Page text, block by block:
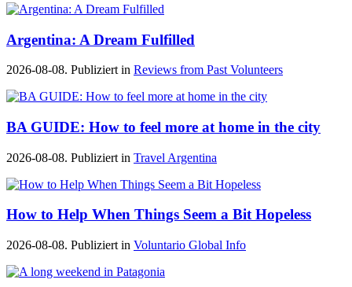
Argentina: A Dream Fulfilled
2026-08-08. Publiziert in Reviews from Past Volunteers
BA GUIDE: How to feel more at home in the city
2026-08-08. Publiziert in Travel Argentina
How to Help When Things Seem a Bit Hopeless
2026-08-08. Publiziert in Voluntario Global Info